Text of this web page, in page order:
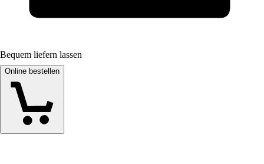
Bequem liefern lassen
Online bestellen